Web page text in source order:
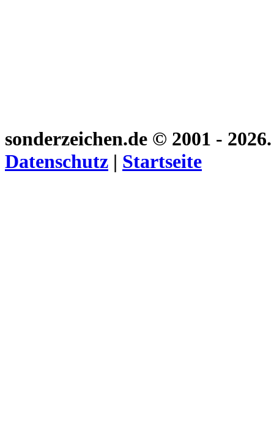
sonderzeichen.de © 2001 -
Datenschutz | Startseite